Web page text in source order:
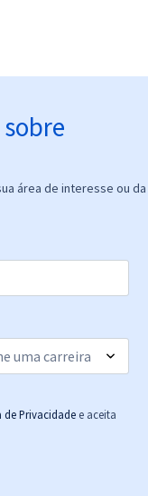
área de interesse ou da
de Privacidade e aceita